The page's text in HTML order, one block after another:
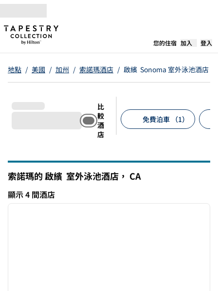
跳至內容
您的住宿，開啟新分
加入 登入
地點 / 美國 / 加州 / 索諾瑪酒店 / 啟繽 Sonoma 室外泳池酒店
比
較
酒
店
免費泊車 （1）
索諾瑪的 啟繽 室外泳池酒店， CA
顯示 4 間酒店
顯示 4 間酒店
第 1 頁，共 11 頁
下一